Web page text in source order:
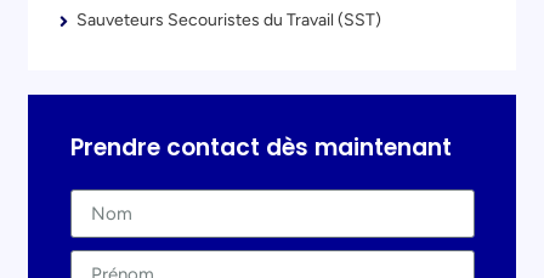
Sauveteurs Secouristes du Travail (SST)
Prendre contact dès maintenant